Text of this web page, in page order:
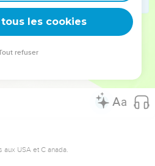
de l’entendre nous-mêmes
1999 by Biblica, Inc.® Used by permission.
USA et C anada.
les cookies
refuser